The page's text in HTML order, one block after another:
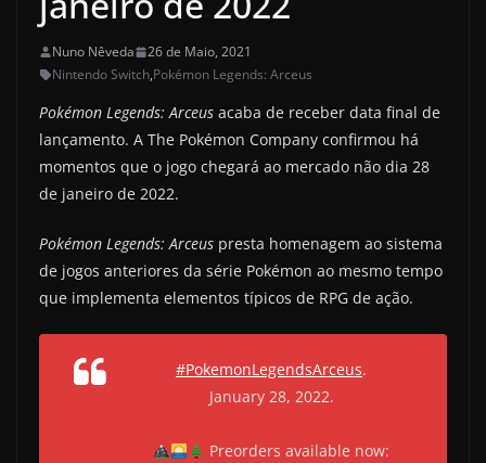
Nuno Nêveda
26 de Maio, 2021
Nintendo Switch,Pokémon Legends: Arceus
Pokémon Legends: Arceus acaba de receber data final de
lançamento. A The Pokémon Company confirmou há
momentos que o jogo chegará ao mercado não dia 28
de janeiro de 2022.
Pokémon Legends: Arceus presta homenagem ao sistema
de jogos anteriores da série Pokémon ao mesmo tempo
que implementa elementos típicos de RPG de ação.
#PokemonLegendsArceus.
January 28, 2022.
Preorders available now: